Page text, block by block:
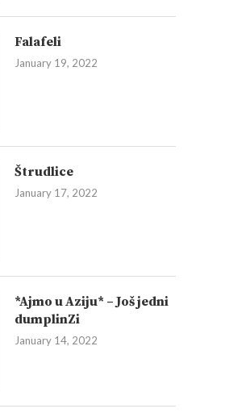
Falafeli
January 19, 2022
Štrudlice
January 17, 2022
*Ajmo u Aziju* – Još jedni
dumplinZi
January 14, 2022